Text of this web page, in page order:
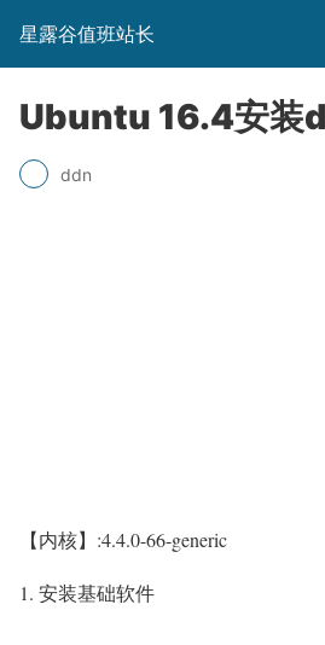
星露谷值班站长
Ubuntu 16.4安装
ddn
【内核】:4.4.0-66-generic
1. 安装基础软件